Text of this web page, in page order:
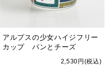
アルプスの少女ハイジフリー
カップ パンとチーズ
2,530円(税込)